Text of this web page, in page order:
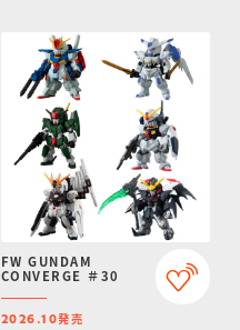
FW GUNDAM
CONVERGE ＃30
2026.10発売